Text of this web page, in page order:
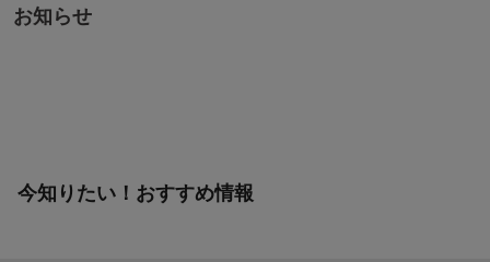
お知らせ
今知りたい！おすすめ情報